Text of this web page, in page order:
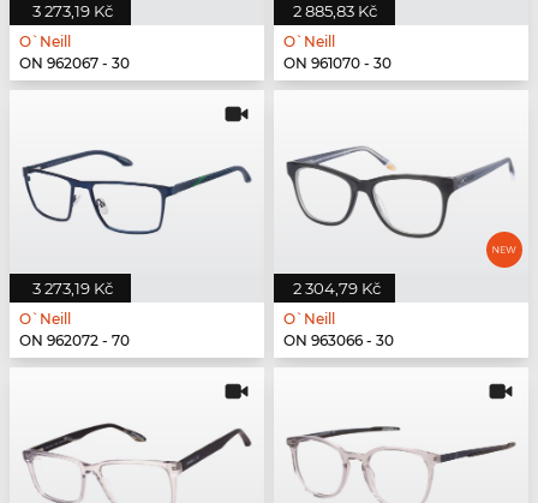
3 273,19 Kč
O`Neill
ON 962067 - 30
2 885,83 Kč
O`Neill
ON 961070 - 30
3 273,19 Kč
O`Neill
ON 962072 - 70
2 304,79 Kč
O`Neill
ON 963066 - 30